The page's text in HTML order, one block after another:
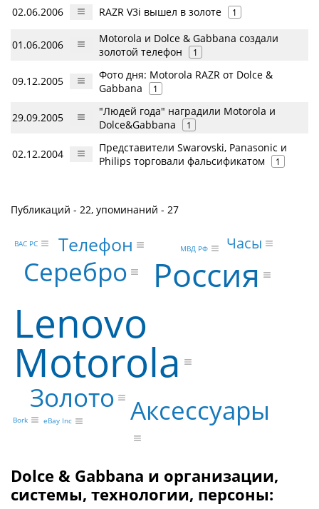
02.06.2006 RAZR V3i вышел в золоте 1
01.06.2006
Motorola и Dolce & Gabbana создали
золотой телефон
1
09.12.2005
Фото дня: Motorola RAZR от Dolce &
Gabbana
1
29.09.2005
"Людей года" наградили Motorola и
Dolce&Gabbana
1
02.12.2004
Представители Swarovski, Panasonic и
Philips торговали фальсификатом
1
Публикаций - 22, упоминаний - 27
Lenovo
Motorola
Россия
Серебро
Золото Аксессуары
Телефон Часы
Bork eBay Inc
МВД РФ
ВАС РС
Dolce & Gabbana и организации,
системы, технологии, персоны: